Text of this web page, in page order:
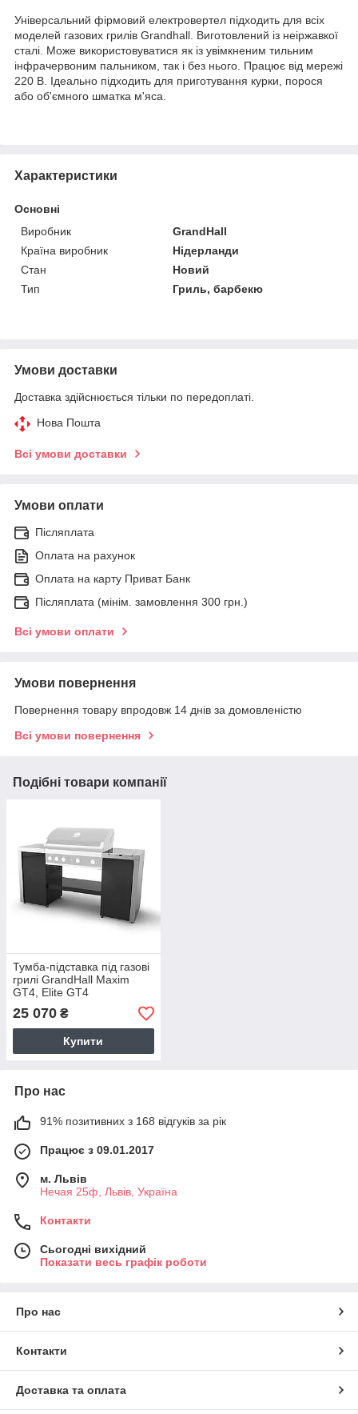
Універсальний фірмовий електровертел підходить для всіх
моделей газових грилів Grandhall. Виготовлений із неіржавкої
сталі. Може використовуватися як із увімкненим тильним
інфрачервоним пальником, так і без нього. Працює від мережі
220 В. Ідеально підходить для приготування курки, порося
або об'ємного шматка м'яса.
Характеристики
Основні
Виробник
GrandHall
Країна виробник
Нідерланди
Стан
Новий
Тип
Гриль, барбекю
Умови доставки
Доставка здійснюється тільки по передоплаті.
Нова Пошта
Всі умови доставки
Умови оплати
Післяплата
Оплата на рахунок
Оплата на карту Приват Банк
Післяплата (мінім. замовлення 300 грн.)
Всі умови оплати
Умови повернення
Повернення товару впродовж 14 днів за домовленістю
Всі умови повернення
Подібні товари компанії
Тумба-підставка під газові
грилі GrandHall Maxim
GT4, Elite GT4
25 070 ₴
Купити
Про нас
91% позитивних з 168 відгуків за рік
Працює з 09.01.2017
м. Львів
Нечая 25ф, Львів, Україна
Контакти
Сьогодні вихідний
Показати весь графік роботи
Про нас
Контакти
Доставка та оплата